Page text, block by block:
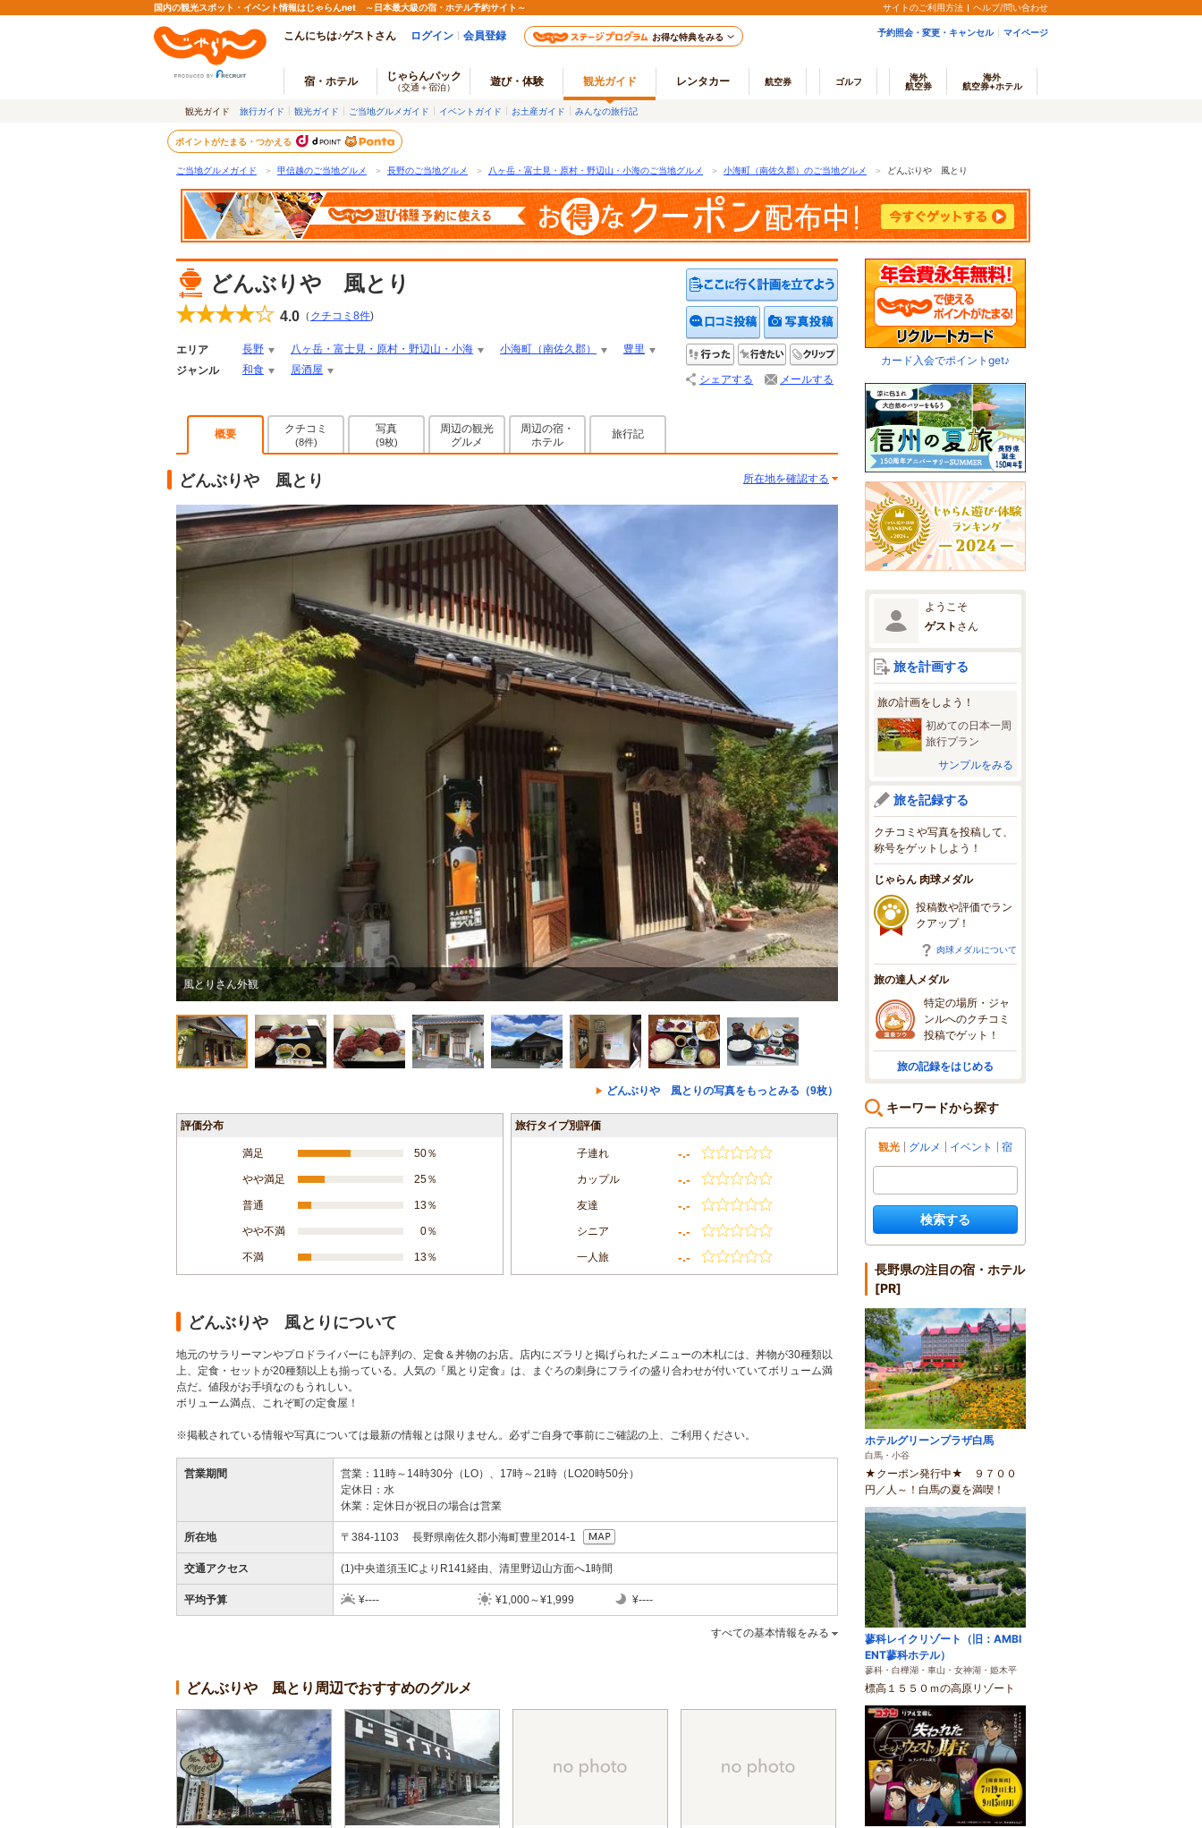
国内の観光スポット・イベント情報はじゃらんnet ～日本最大級の宿・ホテル予約サイト～ サイトのご利用方法 ヘルプ/問い合わせ
こんにちは♪ゲストさん ログイン 会員登録 お得な特典をみる 予約照会・変更・キャンセル マイページ
宿・ホテル じゃらんパック
（交通＋宿泊） 遊び・体験 観光ガイド レンタカー 航空券 ゴルフ
海外
航空券
海外
航空券+ホテル
観光ガイド 旅行ガイド 観光ガイド ご当地グルメガイド イベントガイド お土産ガイド みんなの旅行記
ポイントがたまる・つかえる
ご当地グルメガイド ＞ 甲信越のご当地グルメ ＞ 長野のご当地グルメ ＞ 八ヶ岳・富士見・原村・野辺山・小海のご当地グルメ ＞ 小海町（南佐久郡）のご当地グルメ ＞ どんぶりや 風とり
どんぶりや 風とり
4.0 （ クチコミ 8件)
エリア 長野 八ヶ岳・富士見・原村・野辺山・小海 小海町（南佐久郡）
豊里
ジャンル
和食 居酒屋
クチコミを投稿する写真を投稿する
行った 行きたい
シェアする メールする
概要 クチコミ
(8件)
写真
(9枚)
周辺の観光
グルメ
周辺の宿・
ホテル
旅行記
どんぶりや 風とり 所在地を確認する
風とりさん外観 にんにく醤油でさっぱり頂きました。
どんぶりや 風とりの写真をもっとみる（9枚）
評価分布
満足 50％
やや満足 25％
普通 13％
やや不満 0％
不満 13％
旅行タイプ別評価
子連れ -.-
カップル -.-
友達 -.-
シニア -.-
一人旅 -.-
どんぶりや 風とりについて
地元のサラリーマンやプロドライバーにも評判の、定食＆丼物のお店。店内にズラリと掲げられたメニューの木札には、丼物が30種類以
上、定食・セットが20種類以上も揃っている。人気の『風とり定食』は、まぐろの刺身にフライの盛り合わせが付いていてボリューム満
点だ。値段がお手頃なのもうれしい。
ボリューム満点、これぞ町の定食屋！
※掲載されている情報や写真については最新の情報とは限りません。必ずご自身で事前にご確認の上、ご利用ください。
営業期間
営業：11時～14時30分（LO）、17時～21時（LO20時50分）
定休日：水
休業：定休日が祝日の場合は営業
所在地 〒384-1103 長野県南佐久郡小海町豊里2014-1
交通アクセス (1)中央道須玉ICよりR141経由、清里野辺山方面へ1時間
平均予算 ¥---- ¥1,000～¥1,999 ¥----
すべての基本情報をみる
どんぶりや 風とり周辺でおすすめのグルメ
カード入会でポイントget♪
ようこそ
ゲスト さん
旅を計画する
旅の計画をしよう！
初めての日本一周
旅行プラン
サンプルをみる
旅を記録する
クチコミや写真を投稿して、
称号をゲットしよう！
じゃらん 肉球メダル
投稿数や評価でラン
クアップ！
肉球メダルについて
旅の達人メダル
特定の場所・ジャ
ンルへのクチコミ
投稿でゲット！
旅の記録をはじめる
キーワードから探す
観光 グルメ イベント 宿
検索する
長野県の注目の宿・ホテル
[PR]
ホテルグリーンプラザ白馬
白馬・小谷
★クーポン発行中★ ９７００
円／人～！白馬の夏を満喫！
蓼科レイクリゾート（旧：AMBI
ENT蓼科ホテル）
蓼科・白樺湖・車山・女神湖・姫木平
標高１５５０ｍの高原リゾート